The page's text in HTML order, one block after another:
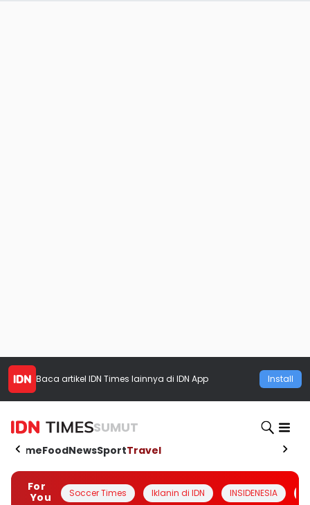
Baca artikel IDN Times lainnya di IDN App Install
SUMUT
HomeFoodNewsSportTravel
For
You
Soccer Times Iklanin di IDN INSIDENESIA